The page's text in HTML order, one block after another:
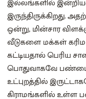
இல்லங்களில்
இருந்திருக்கிறது.
ஒன்று, மின்சார
வீடுகளை மக்கள்
கட்டியதால் பெரிய
பொதுவாகவே
உட்புறத்தில்
கிராமங்களில் உள்ள